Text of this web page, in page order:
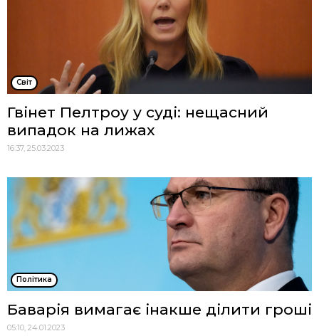
Cвіт
Гвінет Пелтроу у суді: нещасний
випадок на лижах
16:37, 25.03.2023
Політика
Баварія вимагає інакше ділити гроші
05:10, 24.01.2023